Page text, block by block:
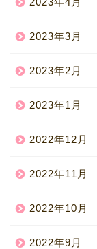
2023年3月
2023年2月
2023年1月
2022年12月
2022年11月
2022年10月
2022年9月